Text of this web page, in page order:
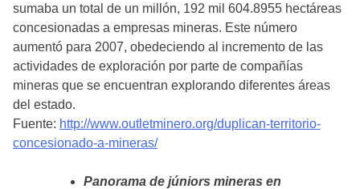
sumaba un total de un millón, 192 mil 604.8955 hectáreas
concesionadas a empresas mineras. Este número
aumentó para 2007, obedeciendo al incremento de las
actividades de exploración por parte de compañías
mineras que se encuentran explorando diferentes áreas
del estado.
Fuente: http://www.outletminero.org/duplican-territorio-
concesionado-a-mineras/
Panorama de júniors mineras en